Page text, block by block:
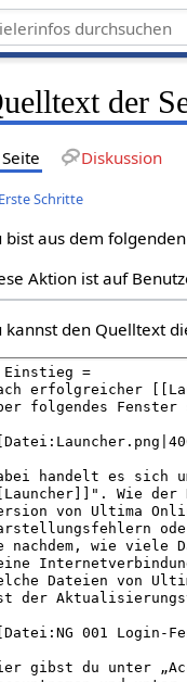
der
Seite Diskussion
Erste Schritte
bist aus dem
Aktion ist auf
kannst den Quelltext